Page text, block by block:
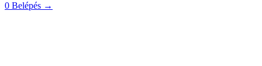
0 Belépés →